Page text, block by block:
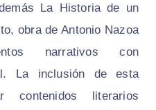
La Historia de un
obra de Antonio Nazoa
narrativos con
La inclusión de esta
contenidos literarios